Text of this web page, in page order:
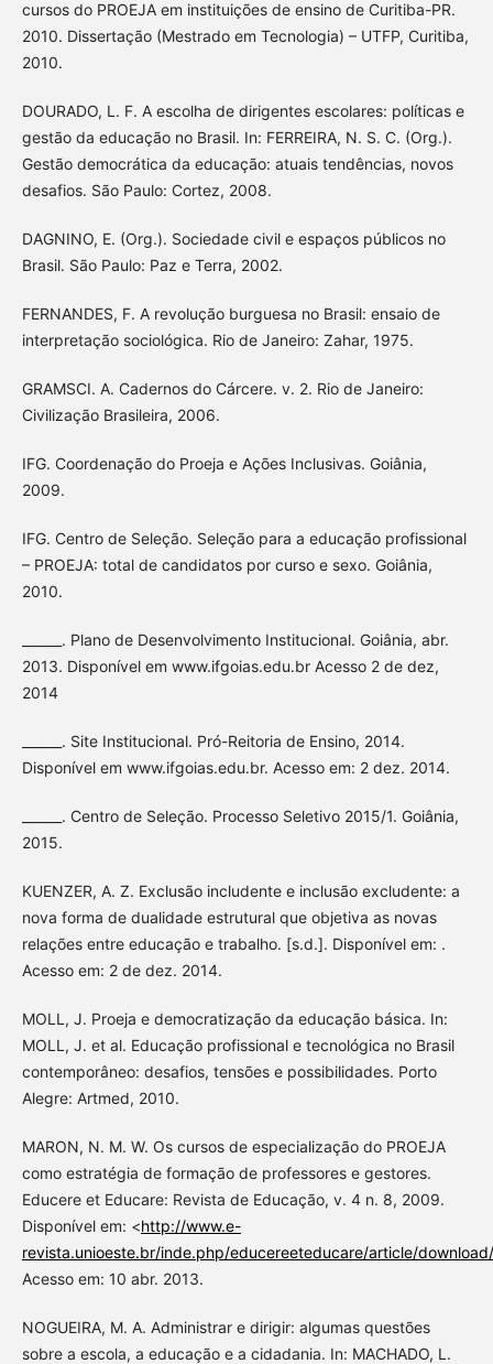
cursos do PROEJA em instituições de ensino de Curitiba-PR.
2010. Dissertação (Mestrado em Tecnologia) – UTFP, Curitiba,
2010.
DOURADO, L. F. A escolha de dirigentes escolares: políticas e
gestão da educação no Brasil. In: FERREIRA, N. S. C. (Org.).
Gestão democrática da educação: atuais tendências, novos
desafios. São Paulo: Cortez, 2008.
DAGNINO, E. (Org.). Sociedade civil e espaços públicos no
Brasil. São Paulo: Paz e Terra, 2002.
FERNANDES, F. A revolução burguesa no Brasil: ensaio de
interpretação sociológica. Rio de Janeiro: Zahar, 1975.
GRAMSCI. A. Cadernos do Cárcere. v. 2. Rio de Janeiro:
Civilização Brasileira, 2006.
IFG. Coordenação do Proeja e Ações Inclusivas. Goiânia,
2009.
IFG. Centro de Seleção. Seleção para a educação profissional
– PROEJA: total de candidatos por curso e sexo. Goiânia,
2010.
______. Plano de Desenvolvimento Institucional. Goiânia, abr.
2013. Disponível em www.ifgoias.edu.br Acesso 2 de dez,
2014
______. Site Institucional. Pró-Reitoria de Ensino, 2014.
Disponível em www.ifgoias.edu.br. Acesso em: 2 dez. 2014.
______. Centro de Seleção. Processo Seletivo 2015/1. Goiânia,
2015.
KUENZER, A. Z. Exclusão includente e inclusão excludente: a
nova forma de dualidade estrutural que objetiva as novas
relações entre educação e trabalho. [s.d.]. Disponível em: .
Acesso em: 2 de dez. 2014.
MOLL, J. Proeja e democratização da educação básica. In:
MOLL, J. et al. Educação profissional e tecnológica no Brasil
contemporâneo: desafios, tensões e possibilidades. Porto
Alegre: Artmed, 2010.
MARON, N. M. W. Os cursos de especialização do PROEJA
como estratégia de formação de professores e gestores.
Educere et Educare: Revista de Educação, v. 4 n. 8, 2009.
Disponível em: <http://www.e-
revista.unioeste.br/inde.php/educereeteducare/article/
Acesso em: 10 abr. 2013.
NOGUEIRA, M. A. Administrar e dirigir: algumas questões
sobre a escola, a educação e a cidadania. In: MACHADO, L.